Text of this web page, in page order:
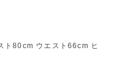
ト80cm ウエスト66cm ヒ